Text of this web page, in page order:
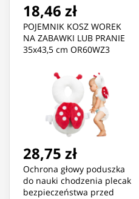
18,46 zł
POJEMNIK KOSZ WOREK
NA ZABAWKI LUB PRANIE
35x43,5 cm OR60WZ3
28,75 zł
Ochrona głowy poduszka
do nauki chodzenia plecak
bezpieczeństwa przed